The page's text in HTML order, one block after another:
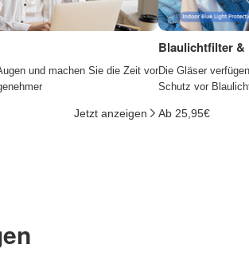
und machen Sie die Zeit vor
Jetzt anzeigen
Blaulichtfilter
Die Gläser
Schutz vor
Ab 25,95€